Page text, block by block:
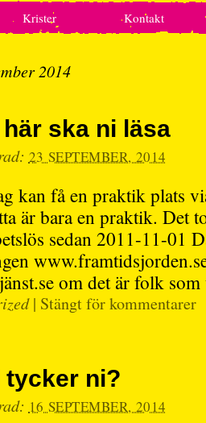
Krister Kontakt
2014
ska ni läsa
23 SEPTEMBER, 2014
kan få en praktik plats
är bara en praktik. Det
sedan 2011-11-01
om det är folk
| Stängt för kommentarer
tycker ni?
16 SEPTEMBER, 2014